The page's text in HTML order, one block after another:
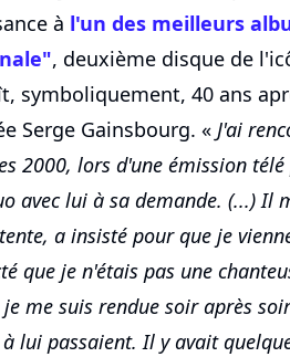
à l'un des meilleurs
, deuxième disque de
symboliquement, 40 ans
Serge Gainsbourg. « J'ai
2000, lors d'une émission
avec lui à sa demande. (...) Il
a insisté pour que je
que je n'étais pas une
me suis rendue soir après
lui passaient. Il y avait